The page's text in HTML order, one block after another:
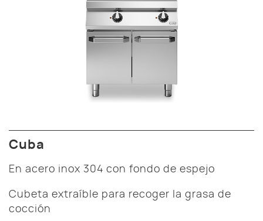
Cuba
En acero inox 304 con fondo de espejo
Cubeta extraíble para recoger la grasa de
cocción